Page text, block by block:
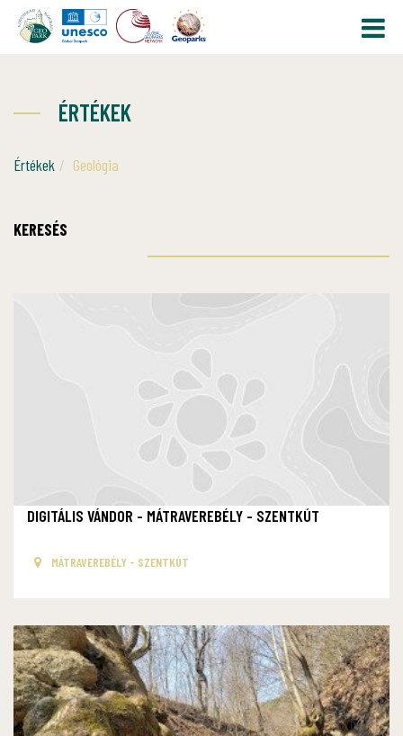
ÉRTÉKEK
Értékek Geológia
KERESÉS
DIGITÁLIS VÁNDOR - MÁTRAVEREBÉLY - SZENTKÚT
MÁTRAVEREBÉLY - SZENTKÚT